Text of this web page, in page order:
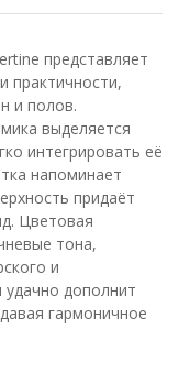
представляет
практичности,
и полов.
выделяется
интегрировать её
напоминает
придаёт
Цветовая
тона,
и
удачно дополнит
гармоничное